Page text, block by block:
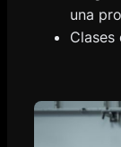
una
Clases